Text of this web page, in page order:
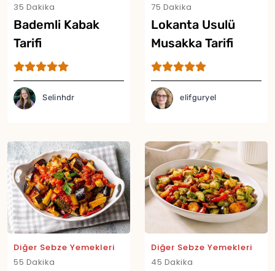
35 Dakika
Bademli Kabak
Tarifi
Selinhdr
75 Dakika
Lokanta Usulü
Musakka Tarifi
elifguryel
Diğer Sebze Yemekleri
55 Dakika
Diğer Sebze Yemekleri
45 Dakika